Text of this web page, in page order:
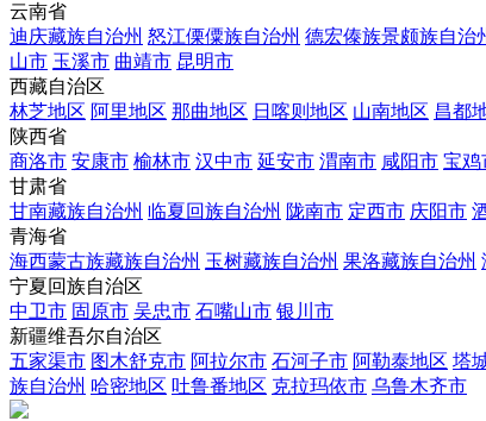
云南省
迪庆藏族自治州 怒江傈僳族自治州 德宏傣族景颇族自治
山市 玉溪市 曲靖市 昆明市
西藏自治区
林芝地区 阿里地区 那曲地区 日喀则地区 山南地区 昌都
陕西省
商洛市 安康市 榆林市 汉中市 延安市 渭南市 咸阳市 宝鸡
甘肃省
甘南藏族自治州 临夏回族自治州 陇南市 定西市 庆阳市
青海省
海西蒙古族藏族自治州 玉树藏族自治州 果洛藏族自治州
宁夏回族自治区
中卫市 固原市 吴忠市 石嘴山市 银川市
新疆维吾尔自治区
五家渠市 图木舒克市 阿拉尔市 石河子市 阿勒泰地区 塔
族自治州 哈密地区 吐鲁番地区 克拉玛依市 乌鲁木齐市